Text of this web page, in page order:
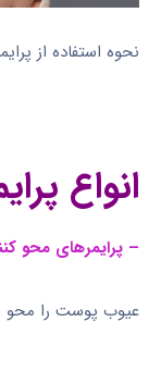
نحوه استفاده از
انواع
– پرایمرهای محو
عیوب پوست را محو